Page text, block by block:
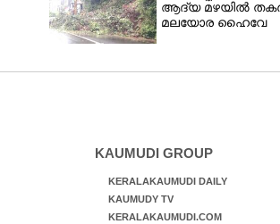
ആദ്യ മഴയിൽ
മലയോര ഹൈവേ
KAUMUDI GROUP
KERALAKAUMUDI DAILY
KAUMUDY TV
KERALAKAUMUDI.COM